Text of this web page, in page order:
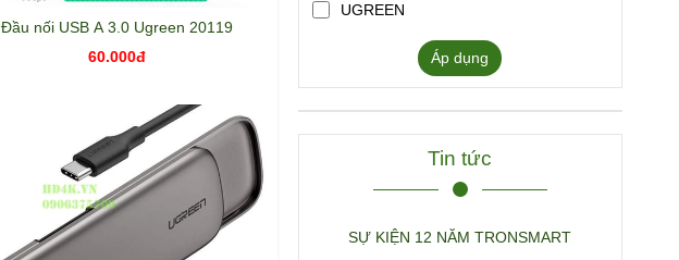
Đầu nối USB A 3.0 Ugreen 20119
60.000đ
UGREEN
Áp dụng
Tin tức
SỰ KIỆN 12 NĂM TRONSMART